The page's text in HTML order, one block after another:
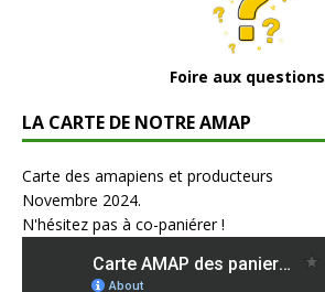
Foire aux questions
LA CARTE DE NOTRE AMAP
Carte des amapiens et producteurs
Novembre 2024.
N'hésitez pas à co-paniérer !